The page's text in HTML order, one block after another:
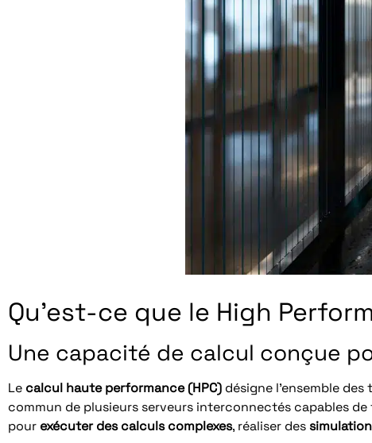
Qu’est-ce que le High
Une capacité de calcul conçue
Le calcul haute performance (HPC) désigne l’ensemble
commun de plusieurs serveurs interconnectés capables
pour exécuter des calculs complexes, réaliser des